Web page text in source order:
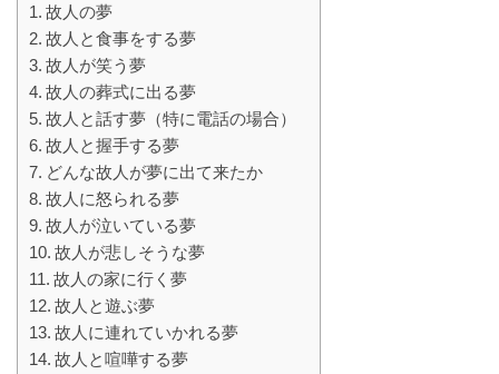
故人の夢
故人と食事をする夢
故人が笑う夢
故人の葬式に出る夢
故人と話す夢（特に電話の場合）
故人と握手する夢
どんな故人が夢に出て来たか
故人に怒られる夢
故人が泣いている夢
故人が悲しそうな夢
故人の家に行く夢
故人と遊ぶ夢
故人に連れていかれる夢
故人と喧嘩する夢